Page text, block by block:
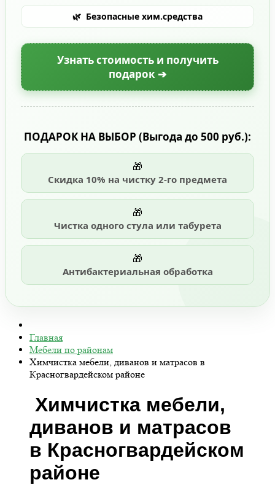
🌿 Безопасные хим.средства
Узнать стоимость и получить
подарок ➔
ПОДАРОК НА ВЫБОР (Выгода до 500 руб.):
🎁
Скидка 10% на чистку 2-го предмета
🎁
Чистка одного стула или табурета
🎁
Антибактериальная обработка
Главная
Мебели по районам
Химчистка мебели, диванов и матрасов в
Красногвардейском районе
Химчистка мебели,
диванов и матрасов
в Красногвардейском
районе